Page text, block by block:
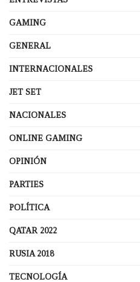
GAMING
GENERAL
INTERNACIONALES
JET SET
NACIONALES
ONLINE GAMING
OPINIÓN
PARTIES
POLÍTICA
QATAR 2022
RUSIA 2018
TECNOLOGÍA